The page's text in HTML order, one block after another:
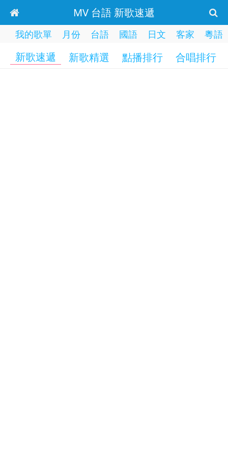
MV 台語 新歌速遞
我的歌單 月份 台語 國語 日文 客家 粵語
新歌速遞 新歌精選 點播排行 合唱排行